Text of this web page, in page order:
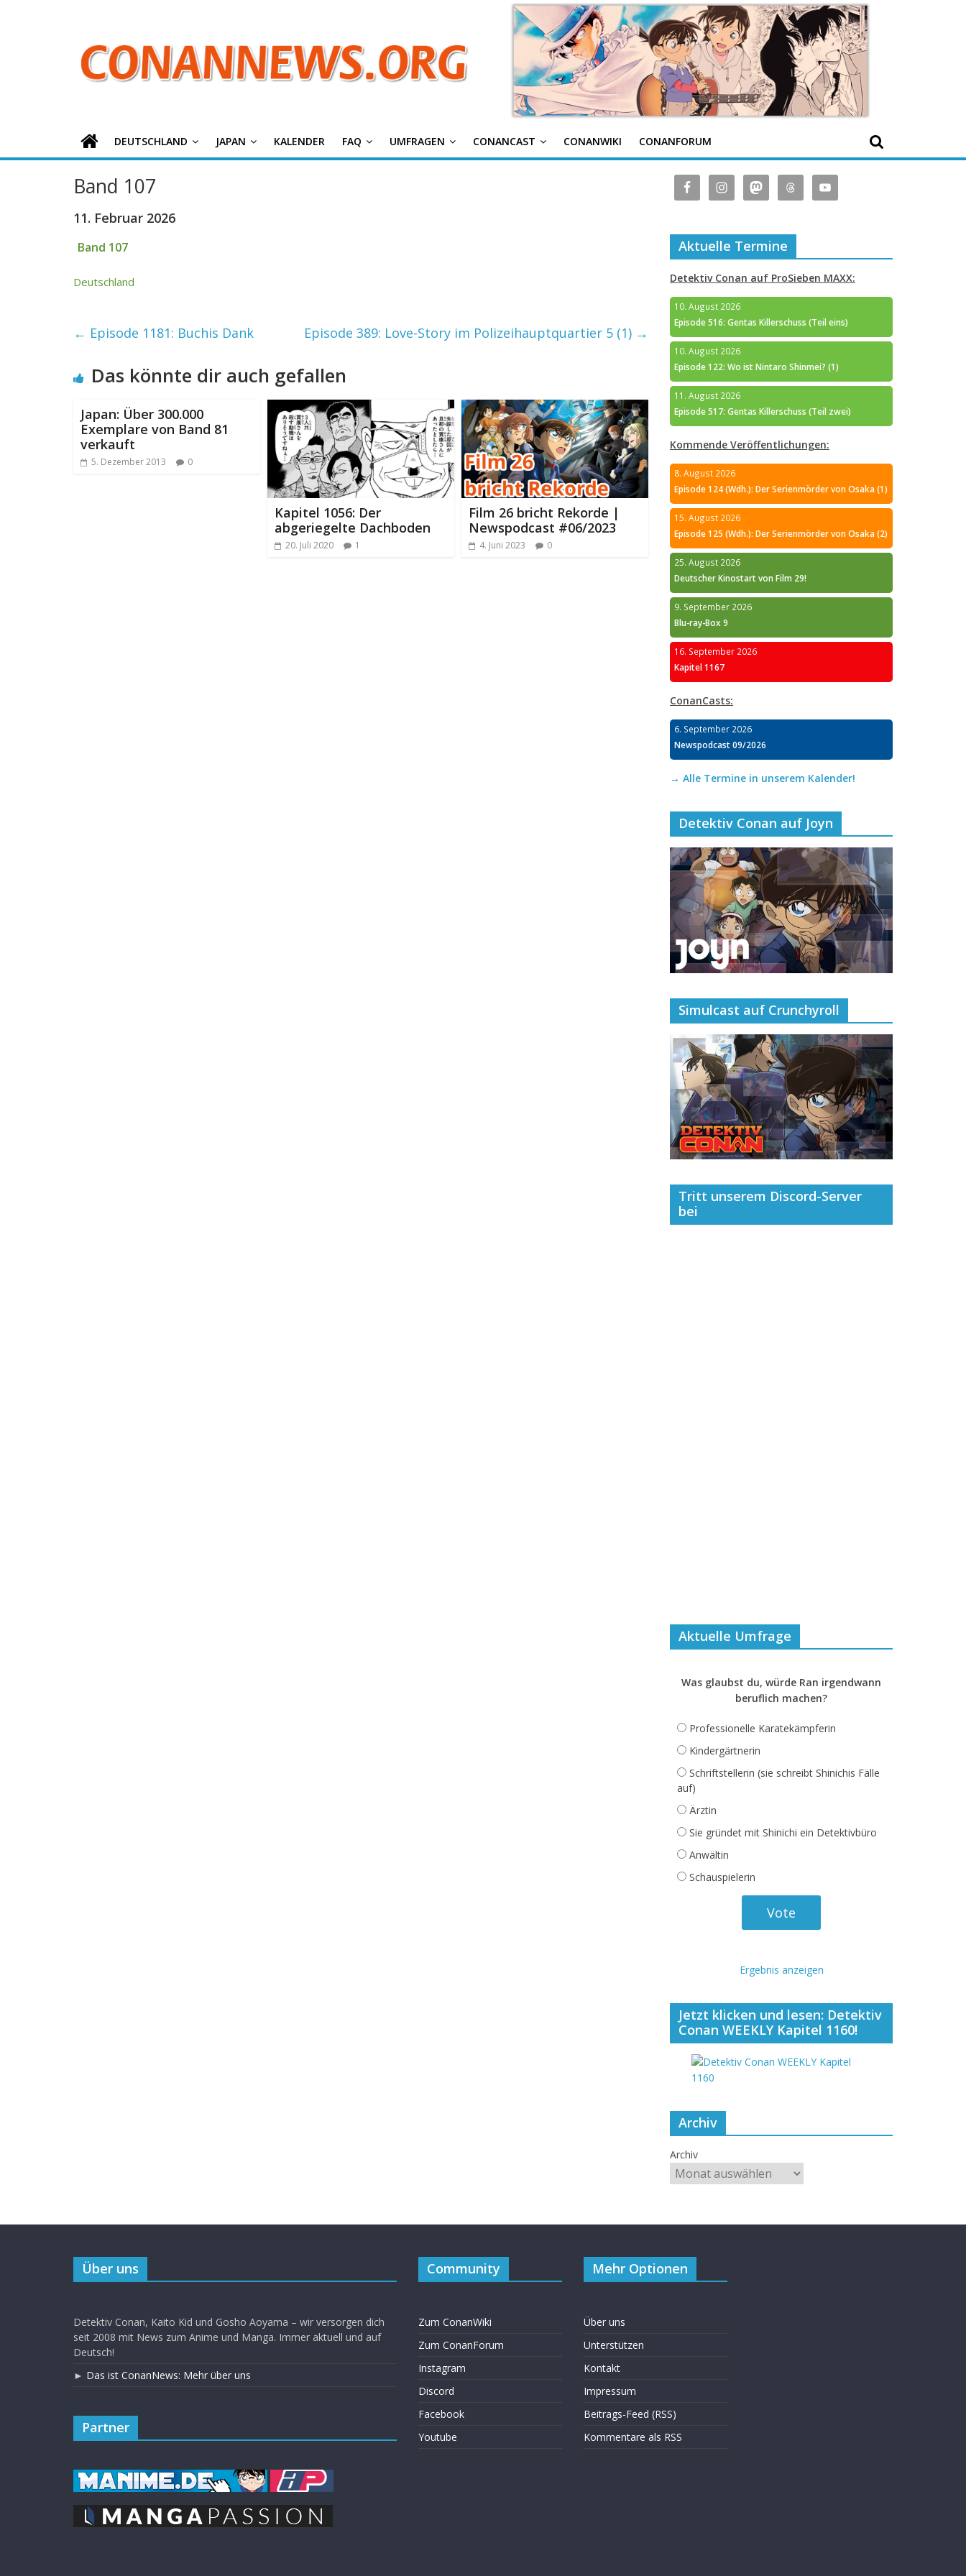
Detektiv
Conan
News
DEUTSCHLAND JAPAN KALENDER FAQ UMFRAGEN CONANCAST CONANWIKI CONANFORUM
Band 107
11. Februar 2026
Band 107
Deutschland
← Episode 1181: Buchis Dank Episode 389: Love-Story im Polizeihauptquartier 5 (1) →
Das könnte dir auch gefallen
Japan: Über 300.000
Exemplare von Band 81
verkauft
5. Dezember 2013 0
Kapitel 1056: Der
abgeriegelte Dachboden
20. Juli 2020 1
Film 26 bricht Rekorde |
Newspodcast #06/2023
4. Juni 2023 0
Aktuelle Termine
Detektiv Conan auf ProSieben MAXX:
10. August 2026
Episode 516: Gentas Killerschuss (Teil eins)
10. August 2026
Episode 122: Wo ist Nintaro Shinmei? (1)
11. August 2026
Episode 517: Gentas Killerschuss (Teil zwei)
Kommende Veröffentlichungen:
8. August 2026
Episode 124 (Wdh.): Der Serienmörder von Osaka (1)
15. August 2026
Episode 125 (Wdh.): Der Serienmörder von Osaka (2)
25. August 2026
Deutscher Kinostart von Film 29!
9. September 2026
Blu-ray-Box 9
16. September 2026
Kapitel 1167
ConanCasts:
6. September 2026
Newspodcast 09/2026
→ Alle Termine in unserem Kalender!
Detektiv Conan auf Joyn
Simulcast auf Crunchyroll
Tritt unserem Discord-Server
bei
Aktuelle Umfrage
Was glaubst du, würde Ran irgendwann
beruflich machen?
Professionelle Karatekämpferin
Kindergärtnerin
Schriftstellerin (sie schreibt Shinichis Fälle
auf)
Ärztin
Sie gründet mit Shinichi ein Detektivbüro
Anwältin
Schauspielerin
Ergebnis anzeigen
Jetzt klicken und lesen: Detektiv
Conan WEEKLY Kapitel 1160!
Archiv
Archiv
Über uns
Detektiv Conan, Kaito Kid und Gosho Aoyama – wir versorgen dich
seit 2008 mit News zum Anime und Manga. Immer aktuell und auf
Deutsch!
► Das ist ConanNews: Mehr über uns
Partner
Community
Zum ConanWiki
Zum ConanForum
Instagram
Discord
Facebook
Youtube
Mehr Optionen
Über uns
Unterstützen
Kontakt
Impressum
Beitrags-Feed (RSS)
Kommentare als RSS